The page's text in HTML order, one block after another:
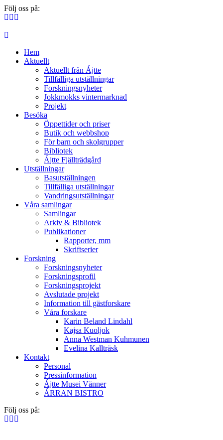
Följ oss på:
Hem
Aktuellt
Aktuellt från Ájtte
Tillfälliga utställningar
Forskningsnyheter
Jokkmokks vintermarknad
Projekt
Besöka
Öppettider och priser
Butik och webbshop
För barn och skolgrupper
Bibliotek
Ájtte Fjällträdgård
Utställningar
Basutställningen
Tillfälliga utställningar
Vandringsutställningar
Våra samlingar
Samlingar
Arkiv & Bibliotek
Publikationer
Rapporter, mm
Skriftserier
Forskning
Forskningsnyheter
Forskningsprofil
Forskningsprojekt
Avslutade projekt
Information till gästforskare
Våra forskare
Karin Beland Lindahl
Kajsa Kuoljok
Anna Westman Kuhmunen
Evelina Kallträsk
Kontakt
Personal
Pressinformation
Ájtte Musei Vänner
ÁRRAN BISTRO
Följ oss på: